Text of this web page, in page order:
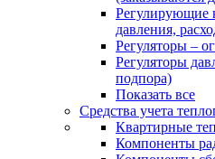
Регулирующие
давления,
Регуляторы –
Регуляторы
подпора)
Показать все
Средства учета
Квартирные
Компоненты